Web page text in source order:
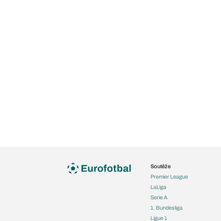
Soutěže
Premier League
LaLiga
Serie A
1. Bundesliga
Ligue 1